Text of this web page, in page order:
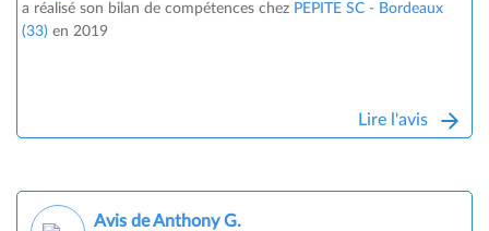
a réalisé son bilan de compétences chez PEPITE SC - Bordeaux
(33) en 2019
Lire l'avis
Avis de Anthony G.